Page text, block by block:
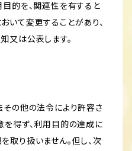
的を、関連性を有すると
いて変更することがあり、
又は公表します。
その他の法令により許容さ
を得ず、利用目的の達成に
取り扱いません。但し、次